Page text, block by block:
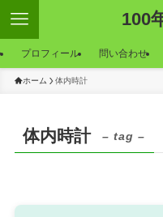
100
プロフィール 問い合わせ
ホーム 体内時計
体内時計 – tag –